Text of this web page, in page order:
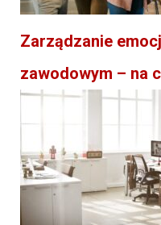
Zarządzanie
zawodowym – na